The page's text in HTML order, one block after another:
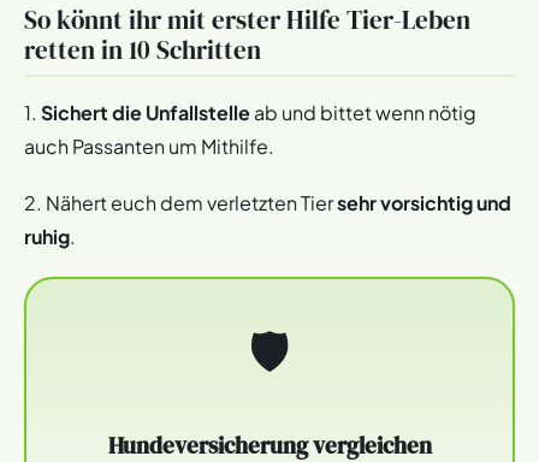
So könnt ihr mit erster Hilfe Tier-Leben
retten in 10 Schritten
1. Sichert die Unfallstelleab und bittet wenn nötig
auch Passanten um Mithilfe.
2. Nähert euch dem verletzten Tiersehr vorsichtig und
ruhig.
🛡
Hundeversicherung vergleichen